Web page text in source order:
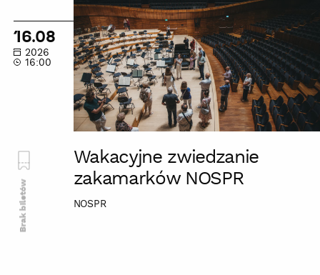
zwiedzanie
zakamarków
NOSPR
16.08
2026
16:00
Wakacyjne zwiedzanie
zakamarków NOSPR
NOSPR
Brak biletów